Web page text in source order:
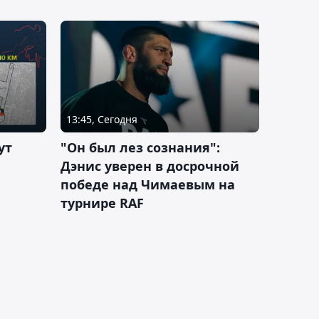
13:45, Сегодня
"Он был лез сознания":
Дэнис уверен в досрочной
победе над Чимаевым на
турнире RAF